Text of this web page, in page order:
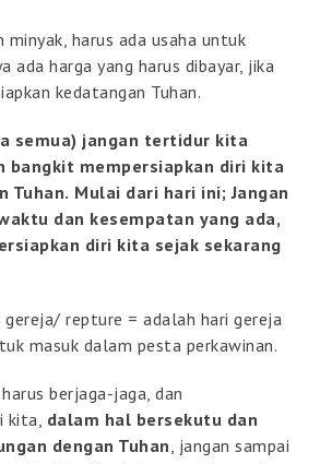
harus ada usaha untuk
ada harga yang harus dibayar, jika
kedatangan Tuhan.
semua) jangan tertidur kita
bangkit mempersiapkan diri kita
Tuhan. Mulai dari hari ini; Jangan
dan kesempatan yang ada,
diri kita sejak sekarang
gereja/ repture = adalah hari gereja
masuk dalam pesta perkawinan.
berjaga-jaga, dan
kita, dalam hal bersekutu dan
dengan Tuhan , jangan sampai